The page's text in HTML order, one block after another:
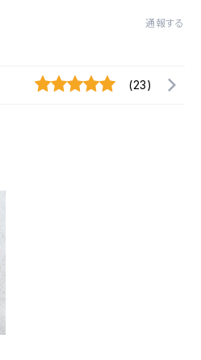
通報する
(23)